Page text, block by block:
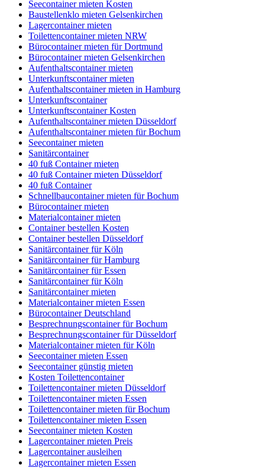
Seecontainer mieten Kosten
Baustellenklo mieten Gelsenkirchen
Lagercontainer mieten
Toilettencontainer mieten NRW
Bürocontainer mieten für Dortmund
Bürocontainer mieten Gelsenkirchen
Aufenthaltscontainer mieten
Unterkunftscontainer mieten
Aufenthaltscontainer mieten in Hamburg
Unterkunftscontainer
Unterkunftscontainer Kosten
Aufenthaltscontainer mieten Düsseldorf
Aufenthaltscontainer mieten für Bochum
Seecontainer mieten
Sanitärcontainer
40 fuß Container mieten
40 fuß Container mieten Düsseldorf
40 fuß Container
Schnellbaucontainer mieten für Bochum
Bürocontainer mieten
Materialcontainer mieten
Container bestellen Kosten
Container bestellen Düsseldorf
Sanitärcontainer für Köln
Sanitärcontainer für Hamburg
Sanitärcontainer für Essen
Sanitärcontainer für Köln
Sanitärcontainer mieten
Materialcontainer mieten Essen
Bürocontainer Deutschland
Besprechnungscontainer für Bochum
Besprechnungscontainer für Düsseldorf
Materialcontainer mieten für Köln
Seecontainer mieten Essen
Seecontainer günstig mieten
Kosten Toilettencontainer
Toilettencontainer mieten Düsseldorf
Toilettencontainer mieten Essen
Toilettencontainer mieten für Bochum
Toilettencontainer mieten Essen
Seecontainer mieten Kosten
Lagercontainer mieten Preis
Lagercontainer ausleihen
Lagercontainer mieten Essen